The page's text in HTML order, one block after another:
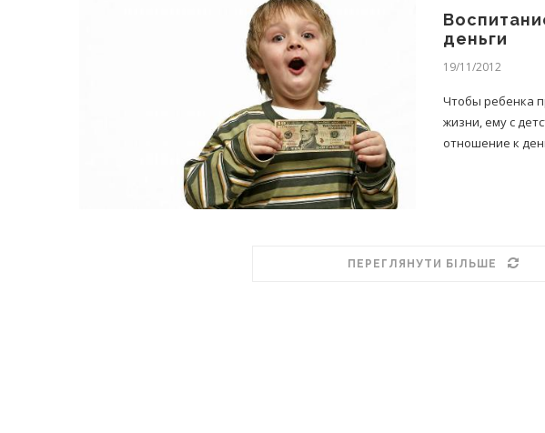
деньги
19/11/2012
Чтобы ребенка
жизни, ему с
отношение к
ПЕРЕГЛЯНУТИ БІЛЬШЕ